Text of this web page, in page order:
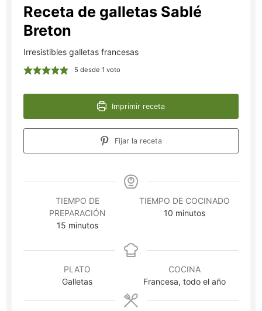
Receta de galletas Sablé
Breton
Irresistibles galletas francesas
5 desde 1 voto
Imprimir receta
Fijar la receta
TIEMPO DE
PREPARACIÓN
15minutos
minutos
TIEMPO DE COCINADO
10 minutos
minutos
PLATO
Galletas
COCINA
Francesa, todo el año